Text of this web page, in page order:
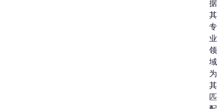
据
其
专
业
领
域
为
其
匹